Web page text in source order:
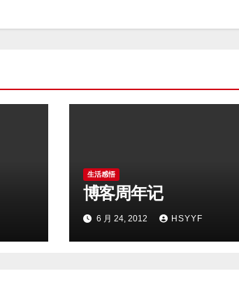
生活感悟
博客周年记
6 月 24, 2012 HSYYF